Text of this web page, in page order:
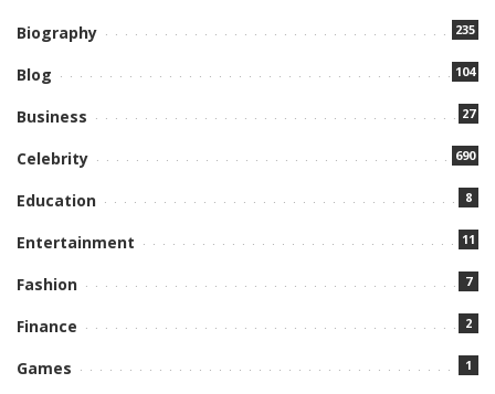
Biography 235
Blog 104
Business 27
Celebrity 690
Education 8
Entertainment 11
Fashion 7
Finance 2
Games 1